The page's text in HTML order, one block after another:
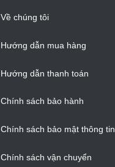
Về chúng tôi
Hướng dẫn mua hàng
Hướng dẫn thanh toán
Chính sách bảo hành
Chính sách bảo mật thông tin
Chính sách vận chuyển